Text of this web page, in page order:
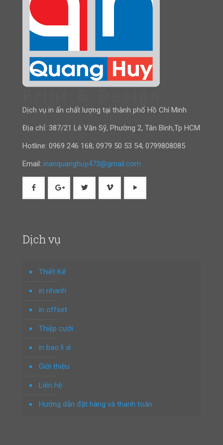
Dịch vụ in ấn chất lượng tại thành phố Hồ Chí Minh
Địa chỉ: 387/21 Lê Văn Sỹ, Phường 2, Tân Bình,Tp HCM
Hotline: 0969 246 168; 0979 50 53 54; 0799808085
Email: inanquanghuy473@gmail.com
Dịch vụ
Thiết Kế
in nhanh
in offset
Thiệp cưới
in bao lì xì
Giới thiệu
Liên hệ
Hướng dẫn đặt hàng và thanh toán